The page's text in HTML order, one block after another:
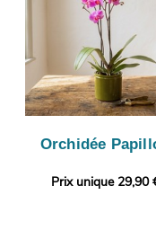
Orchidée
Prix unique 29,90